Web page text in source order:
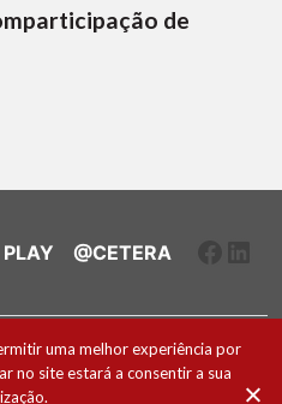
de
PLAY @CETERA
uma melhor experiência por
no site estará a consentir a sua